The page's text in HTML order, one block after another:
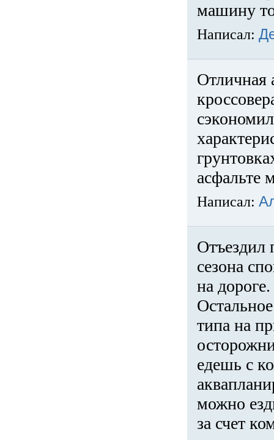
машину
Написал:
Отличная
асфальте
Написал:
Отъездил
сезона
на
типа на
едешь с
можно
за счет